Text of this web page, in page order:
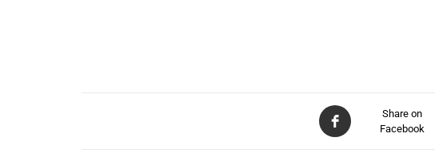
Share on
Facebook